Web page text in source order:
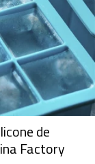
de
Factory